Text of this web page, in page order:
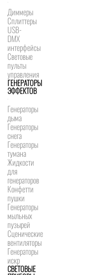
Диммеры
Сплиттеры
USB-
DMX
интерфейсы
Световые
пульты
управления
ГЕНЕРАТОРЫ
ЭФФЕКТОВ
Генераторы
дыма
Генераторы
снега
Генераторы
тумана
Жидкости
для
генераторов
Конфетти
пушки
Генераторы
мыльных
пузырей
Сценические
вентиляторы
Генераторы
искр
СВЕТОВЫЕ